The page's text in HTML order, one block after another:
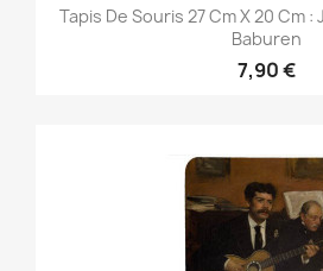
Tapis De Souris 27 Cm X 20 Cm
Baburen
7,90 €